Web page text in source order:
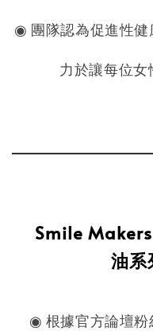
◉ 團隊認為促進性
力於讓每位女
Smile
油
◉ 根據官方論壇粉